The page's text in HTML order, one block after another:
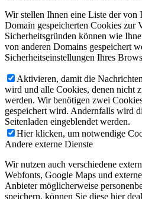
Wir stellen Ihnen eine Liste der von
Domain gespeicherten Cookies zur
Sicherheitsgründen können wie
von anderen Domains gespeichert
Sicherheitseinstellungen Ihres
Aktivieren, damit die
wird und alle Cookies, denen nicht
werden. Wir benötigen zwei
gespeichert wird. Andernfalls wird
Seitenladen eingeblendet werden.
Hier klicken, um notwendige
Andere externe Dienste
Wir nutzen auch verschiedene
Webfonts, Google Maps und
Anbieter möglicherweise
speichern, können Sie diese hier